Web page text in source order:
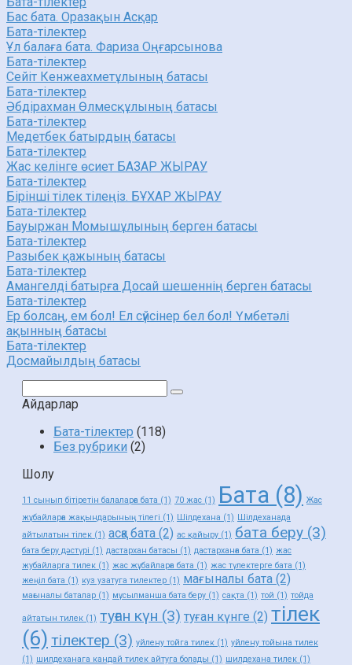
Бас бата. Оразақын Асқар
Бата-тілектер
Ұл балаға бата. Фариза Оңғарсынова
Бата-тілектер
Сейіт Кенжеахметұлының батасы
Бата-тілектер
Әбдірахман Өлмесқұлының батасы
Бата-тілектер
Медетбек батырдың батасы
Бата-тілектер
Жас келінге өсиет БАЗАР ЖЫРАУ
Бата-тілектер
Бірінші тілек тілеңіз. БҰХАР ЖЫРАУ
Бата-тілектер
Бауыржан Момышұлының берген батасы
Бата-тілектер
Разыбек қажының батасы
Бата-тілектер
Амангелді батырға Досай шешеннің берген батасы
Бата-тілектер
Ер болсаң, ем бол! Ел сүйсінер бел бол! Үмбетәлі
ақынның батасы
Бата-тілектер
Досмайылдың батасы
Айдарлар
Бата-тілектер (118)
Без рубрики (2)
Шолу
11 сынып бітіретін балаларға бата (1) 70 жас (1) Бата (8) Жас
жұбайларға жақындарының тілегі (1) Шілдехана (1) Шілдеханада
айтылатын тілек (1) асқа бата (2) ас қайыру (1) бата беру (3)
бата беру дәстүрі (1) дастархан батасы (1) дастарханға бата (1) жас
жубайларга тилек (1) жас жұбайларға бата (1) жас түлектерге бата (1)
жеңіл бата (1) куз узатуга тилектер (1) мағыналы бата (2)
мағыналы баталар (1) мұсылманша бата беру (1) сақта (1) той (1) тойда
айтатын тилек (1) туған күн (3) туған күнге (2) тілек
(6) тілектер (3) уйлену тойга тилек (1) уйлену тойына тилек
(1) шилдеханага кандай тилек айтуга болады (1) шилдехана тилек (1)